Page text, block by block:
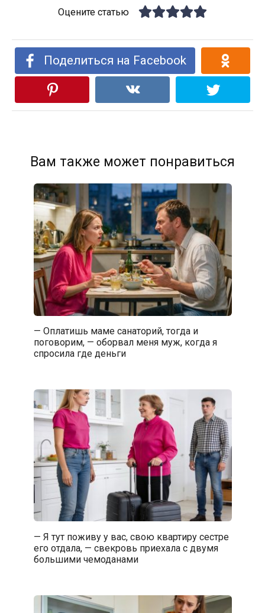
Оцените статью
Поделиться на Facebook
Вам также может понравиться
— Оплатишь маме санаторий, тогда и
поговорим, — оборвал меня муж, когда я
спросила где деньги
— Я тут поживу у вас, свою квартиру сестре
его отдала, — свекровь приехала с двумя
большими чемоданами